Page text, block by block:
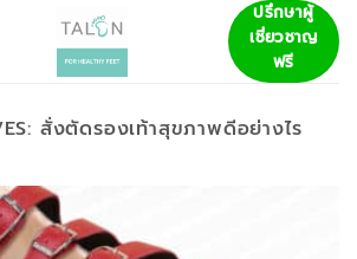
ปรึกษาผู้
เชี่ยวชาญ
ฟรี
สั่งตัดรองเท้าสุขภาพดีอย่างไร